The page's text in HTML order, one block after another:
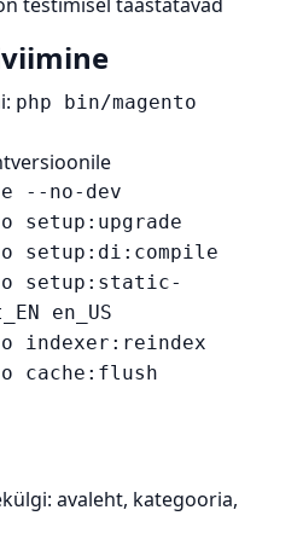
testimisel taastatavad
php bin/magento
--no-dev
setup:upgrade
setup:di:compile
setup:static-
en_US
indexer:reindex
cache:flush
avaleht, kategooria,